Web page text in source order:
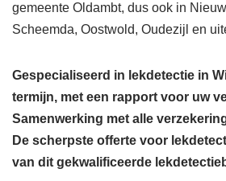
gemeente Oldambt, dus ook in
Scheemda, Oostwold, Oudezijl en
Gespecialiseerd in lekdetectie in
termijn, met een rapport voor uw
Samenwerking met alle
De scherpste offerte voor
van dit gekwalificeerde